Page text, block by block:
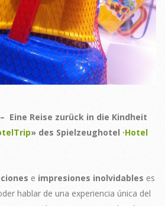
Eine Reise zurück in die Kindheit
» des Spielzeughotel ·Hotel
e impresiones inolvidables es
hablar de una experiencia única del